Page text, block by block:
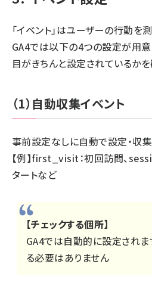
「イベント」はユーザーの行動を
GA4では以下の4つの設定が用意
目がきちんと設定されているかを
（1）自動収集イベント
事前設定なしに自動で設定・収集
【例】first_visit：初回訪問、
タートなど
【チェックする個所】
GA4では自動的に設定されま
る必要はありません